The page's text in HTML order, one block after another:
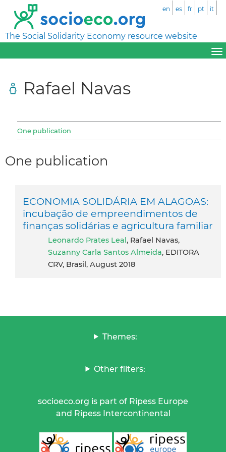
The Social Solidarity Economy resource website
en es fr pt it
Rafael Navas
One publication
One publication
ECONOMIA SOLIDÁRIA EM ALAGOAS:
incubação de empreendimentos de
finanças solidárias e agricultura familiar
Leonardo Prates Leal, Rafael Navas,
Suzanny Carla Santos Almeida, EDITORA
CRV, Brasil, August 2018
Themes:
Other filters:
socioeco.org is part of Ripess Europe
and Ripess Intercontinental